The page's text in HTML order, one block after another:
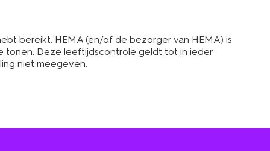
bereikt. HEMA (en/of de bezorger van HEMA) is
tonen. Deze leeftijdscontrole geldt tot in ieder
niet meegeven.